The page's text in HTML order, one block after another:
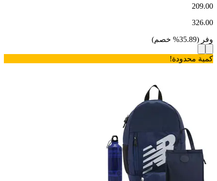
209.00
326.00
وفر (
35.89
% خصم)
كمية محدودة!